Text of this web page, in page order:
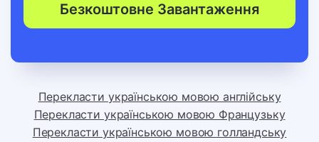
Безкоштовне Завантаження
Перекласти українською мовою англійську